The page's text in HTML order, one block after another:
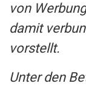
von
damit
vorstellt.
Unter den